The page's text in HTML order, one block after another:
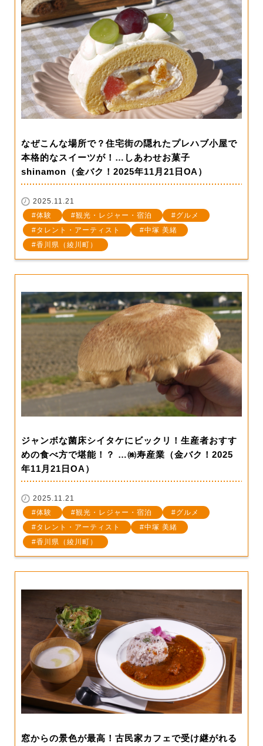
なぜこんな場所で？住宅街の隠れたプレハブ小屋で
本格的なスイーツが！…しあわせお菓子
shinamon（金バク！2025年11月21日OA）
2025.11.21
体験
観光・レジャー・宿泊
グルメ
タレント・アーティスト
中塚 美緒
香川県（綾川町）
ジャンボな菌床シイタケにビックリ！生産者おすす
めの食べ方で堪能！？ …㈱寿産業（金バク！2025
年11月21日OA）
2025.11.21
体験
観光・レジャー・宿泊
グルメ
タレント・アーティスト
中塚 美緒
香川県（綾川町）
窓からの景色が最高！古民家カフェで受け継がれる